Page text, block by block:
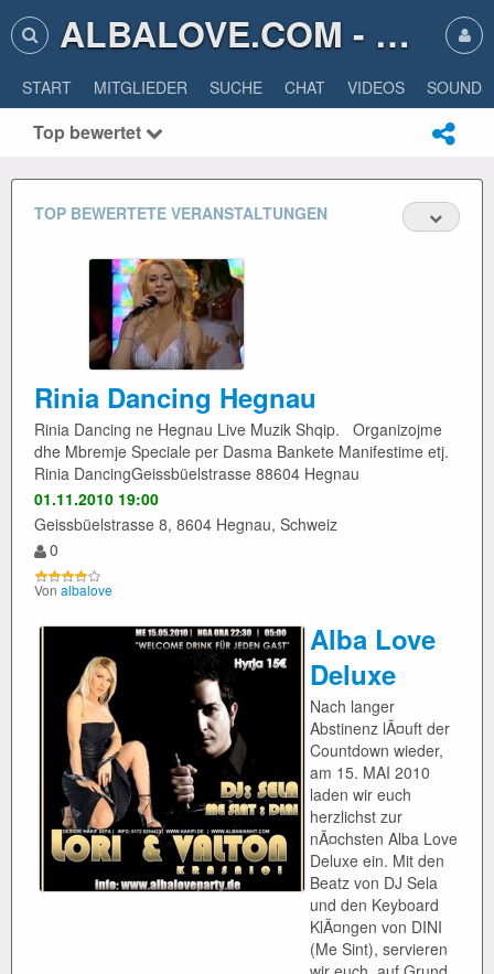
ALBALOVE.COM - ALBA LOVE
START MITGLIEDER SUCHE CHAT VIDEOS SOUNDS
Top bewertet
TOP BEWERTETE VERANSTALTUNGEN
Rinia Dancing Hegnau
Rinia Dancing ne Hegnau Live Muzik Shqip. Organizojme
dhe Mbremje Speciale per Dasma Bankete Manifestime etj.
Rinia DancingGeissbüelstrasse 88604 Hegnau
01.11.2010 19:00
Geissbüelstrasse 8, 8604 Hegnau, Schweiz
0
Von albalove
Alba Love
Deluxe
Nach langer
Abstinenz lÃ¤uft der
Countdown wieder,
am 15. MAI 2010
laden wir euch
herzlichst zur
nÃ¤chsten Alba Love
Deluxe ein. Mit den
Beatz von DJ Sela
und den Keyboard
KlÃ¤ngen von DINI
(Me Sint), servieren